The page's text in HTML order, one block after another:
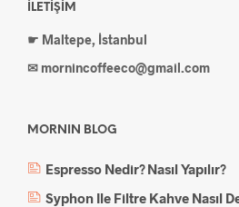
İLETIŞIM
☛ Maltepe, İstanbul
✉ mornincoffeeco@gmail.com
MORNIN BLOG
Espresso Nedir? Nasıl Yapılır?
Syphon Ile Filtre Kahve Nasıl